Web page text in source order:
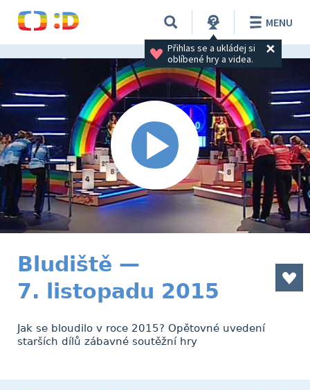
Přihlas se a ukládej si
oblíbené hry a videa.
MENU
Bludiště —
7. listopadu 2015
Jak se bloudilo v roce 2015? Opětovné uvedení
starších dílů zábavné soutěžní hry